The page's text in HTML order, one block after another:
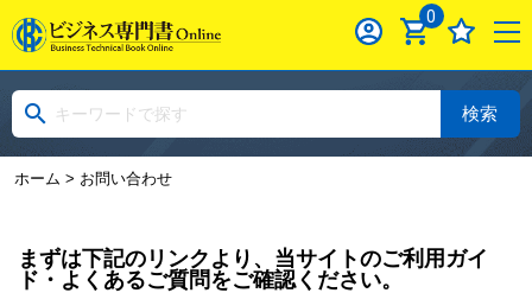
0
検索
ホーム > お問い合わせ
まずは下記のリンクより、当サイトのご利用ガイ
ド・よくあるご質問をご確認ください。